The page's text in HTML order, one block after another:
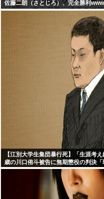
佐藤二朗（さとじろ）、完全勝利www
【江別大学生集団暴行死】「生涯考
歳の川口侑斗被告に無期懲役の判決